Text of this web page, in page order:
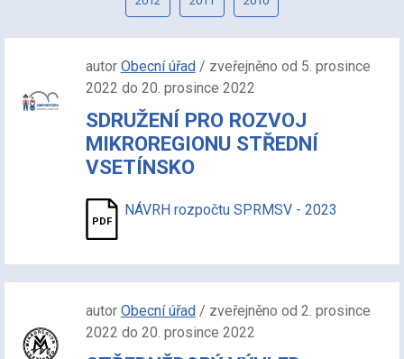
autor Obecní úřad/ zveřejněno od 5. prosince
2022 do 20. prosince 2022
SDRUŽENÍ PRO ROZVOJ
MIKROREGIONU STŘEDNÍ
VSETÍNSKO
NÁVRH rozpočtu SPRMSV - 2023
autor Obecní úřad/ zveřejněno od 2. prosince
2022 do 20. prosince 2022